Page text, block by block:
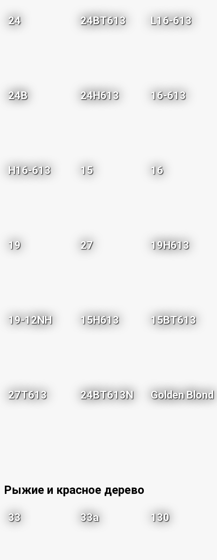
24 24BT613 L16-613
24B 24H613 16-613
H16-613 15 16
19 27 19H613
19-12NH 15H613 15BT613
27T613 24BT613N Golden Blond
Рыжие и красное дерево
33 33a 130